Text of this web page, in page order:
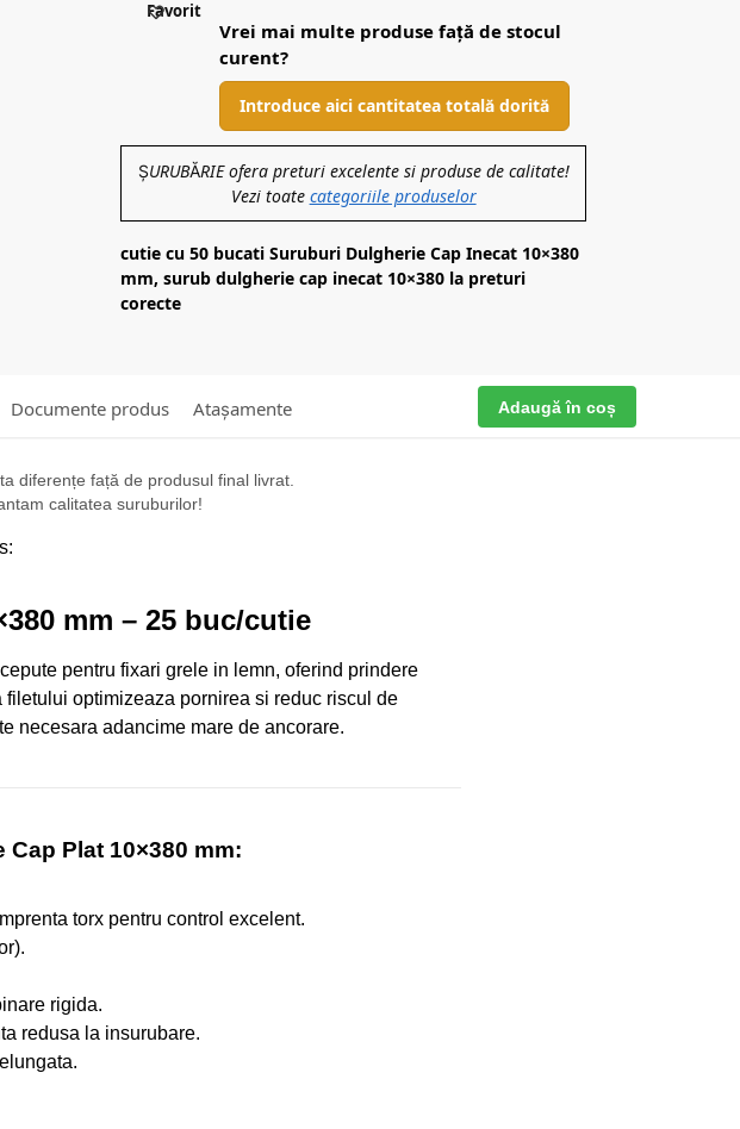
Favorit
Vrei mai multe produse față de stocul
curent?
Introduce aici cantitatea totală dorită
ȘURUBĂRIE ofera preturi excelente si produse de calitate!
Vezi toate categoriile produselor
cutie cu 50 bucati Suruburi Dulgherie Cap Inecat 10×380
mm, surub dulgherie cap inecat 10×380 la preturi
corecte
Documente produs Atașamente Adaugă în coș
diferențe față de produsul final livrat.
calitatea suruburilor!
mm – 25 buc/cutie
pentru fixari grele in lemn, oferind prindere
optimizeaza pornirea si reduc riscul de
necesara adancime mare de ancorare.
Plat 10×380 mm:
torx pentru control excelent.
rigida.
redusa la insurubare.